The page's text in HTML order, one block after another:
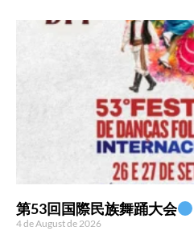
第53回国際民族舞踊大会
4 de August de 2026